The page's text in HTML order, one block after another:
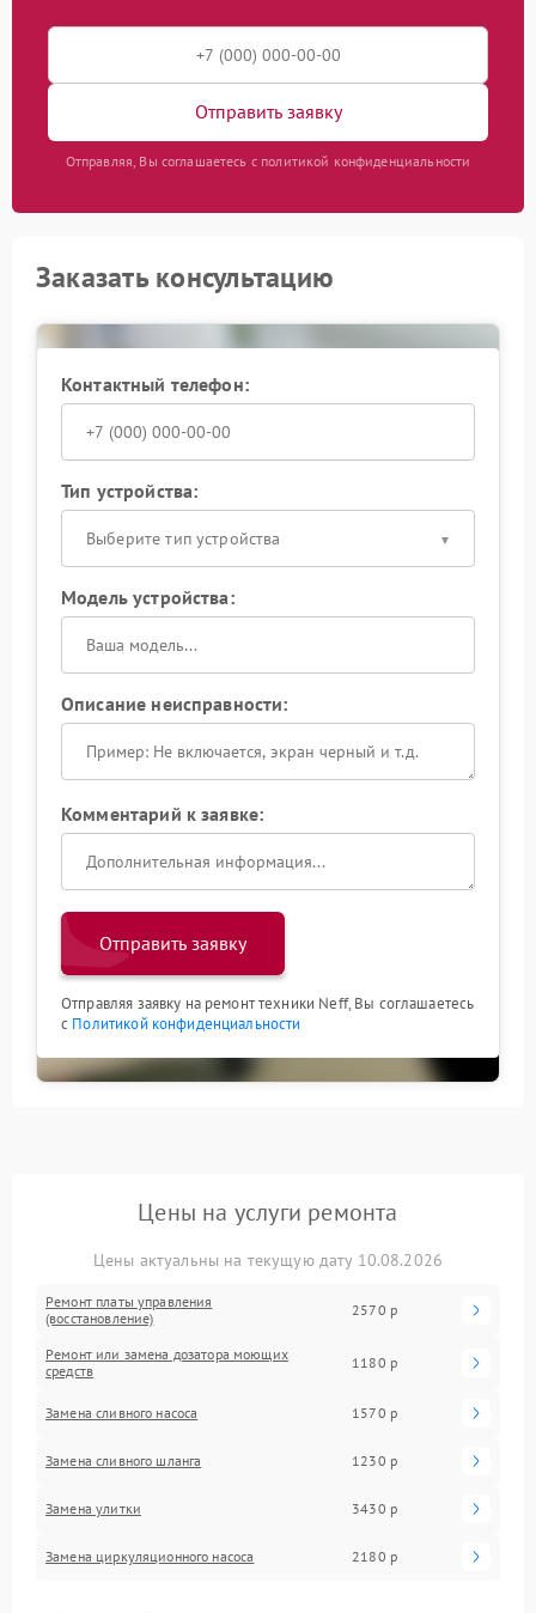
Отправить заявку
Отправляя, Вы соглашаетесь с политикой конфиденциальности
Заказать консультацию
Контактный телефон:
Тип устройства:
Выберите тип устройства
Модель устройства:
Описание неисправности:
Комментарий к заявке:
Отправить заявку
Отправляя заявку на ремонт техники Neff, Вы соглашаетесь
с Политикой конфиденциальности
Цены на услуги ремонта
Цены актуальны на текущую дату 10.08.2026
Ремонт платы управления
(восстановление)
2570 р
Ремонт или замена дозатора моющих
средств
1180 р
Замена сливного насоса 1570 р
Замена сливного шланга 1230 р
Замена улитки 3430 р
Замена циркуляционного насоса 2180 р